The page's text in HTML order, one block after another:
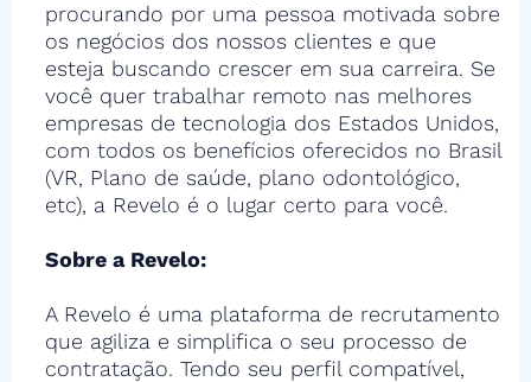
procurando por uma pessoa motivada sobre
os negócios dos nossos clientes e que
esteja buscando crescer em sua carreira. Se
você quer trabalhar remoto nas melhores
empresas de tecnologia dos Estados Unidos,
com todos os benefícios oferecidos no Brasil
(VR, Plano de saúde, plano odontológico,
etc), a Revelo é o lugar certo para você.
Sobre a Revelo:
A Revelo é uma plataforma de recrutamento
que agiliza e simplifica o seu processo de
contratação. Tendo seu perfil compatível,